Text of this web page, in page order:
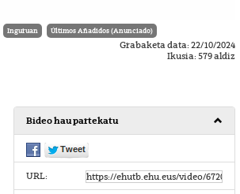
Inguruan Últimos Añadidos (Anunciado)
Grabaketa data: 22/10/2024
Ikusia: 579 aldiz
Bideo hau partekatu
URL: